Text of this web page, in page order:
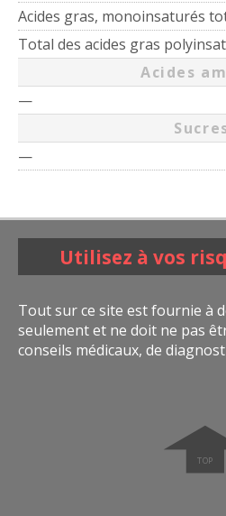
Acides gras, monoinsaturés
Total des acides gras
Acides
—
—
Utilisez à vos
Tout sur ce site est fournie à
seulement et ne doit ne pas
conseils médicaux, de